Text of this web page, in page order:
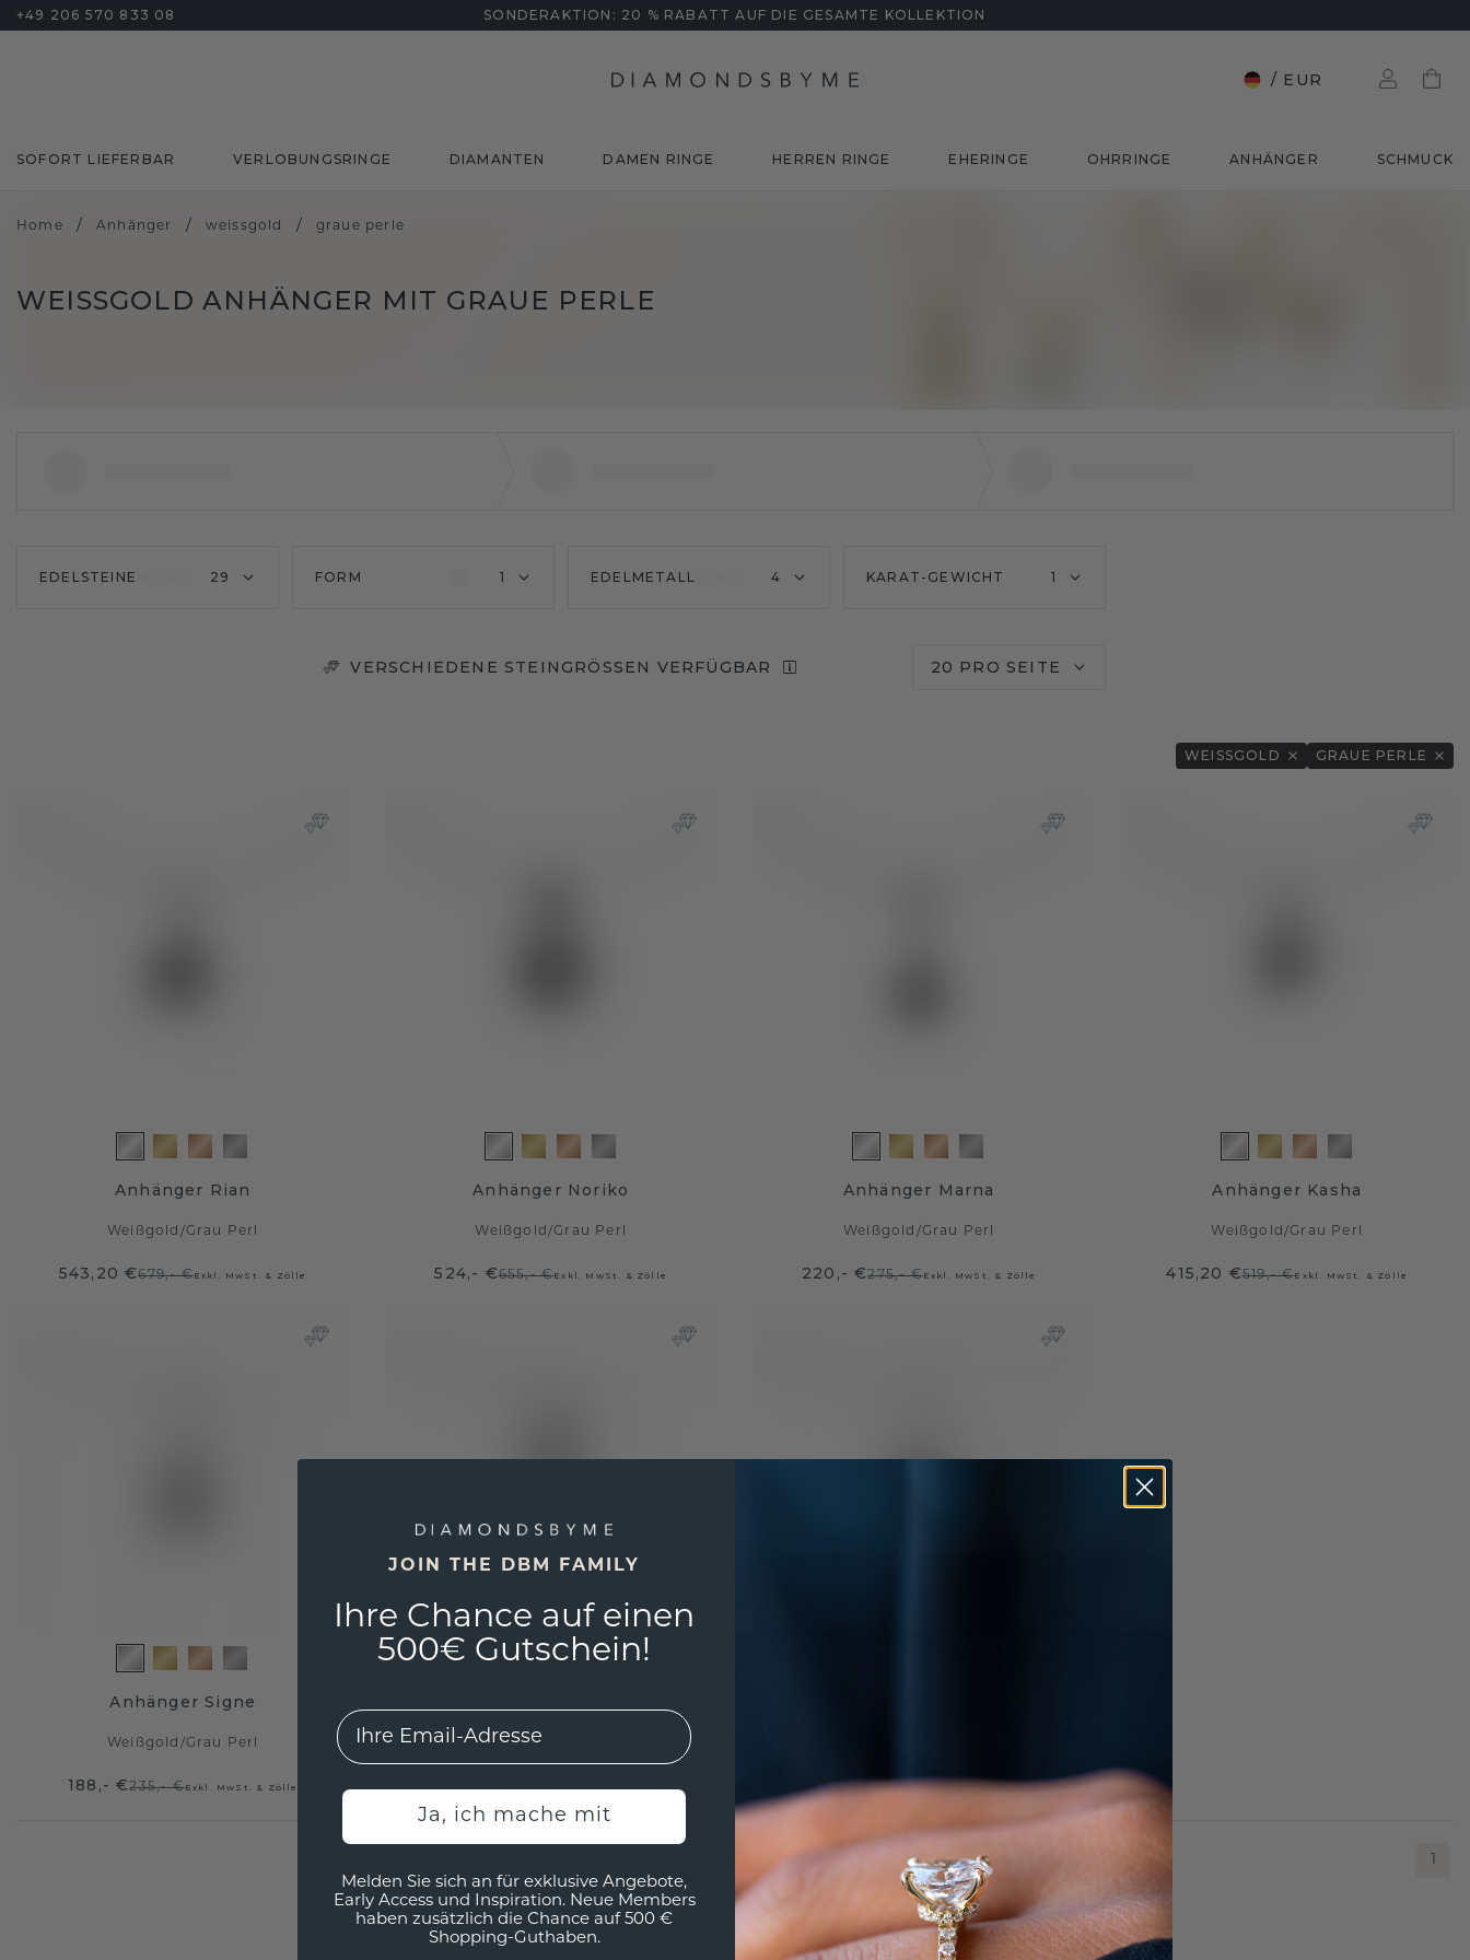
+49 206 570 833 08 SONDERAKTION: 20 % RABATT AUF DIE GESAMTE KOLLEKTION
/ EUR
SOFORT LIEFERBAR VERLOBUNGSRINGE DIAMANTEN DAMEN RINGE HERREN RINGE EHERINGE OHRRINGE ANHÄNGER SCHMUCK
Home / Anhänger / weissgold / graue perle
WEISSGOLD ANHÄNGER MIT GRAUE PERLE
EDELSTEINE 29 FORM 1 EDELMETALL 4 KARAT-GEWICHT 1
VERSCHIEDENE STEINGRÖSSEN VERFÜGBAR 20 PRO SEITE
WEISSGOLD GRAUE PERLE
Anhänger Rian
Weißgold /Grau Perl
543,20 €679,- €Exkl. MwSt. & Zölle
Anhänger Noriko
Weißgold/Grau Perl
524,- €655,- €Exkl. MwSt. & Zölle
Anhänger Marna
Weißgold /Grau Perl
220,- €275,- €Exkl. MwSt. & Zölle
Anhänger Kasha
Weißgold/Grau Perl
415,20 €519,- €Exkl. MwSt. & Zölle
Anhänger Signe
Weißgold /Grau Perl
188,- €235,- €Exkl. MwSt. & Zölle
Weißgold
356,- €445,- €Exkl. MwSt. & Zölle 303,20 €379,- €Exkl. MwSt. & Zölle
1
JOIN THE DBM FAMILY
Ihre Chance auf einen
500€ Gutschein!
EMail
Ja, ich mache mit
Melden Sie sich an für exklusive Angebote,
Early Access und Inspiration. Neue Members
haben zusätzlich die Chance auf 500 €
Shopping-Guthaben.